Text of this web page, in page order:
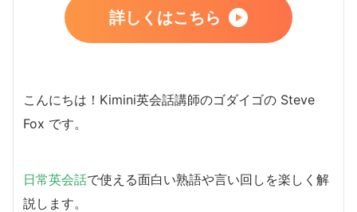
詳しくはこちら
こんにちは！Kimini英会話講師のゴダイゴの Steve
Fox です。
日常英会話で使える面白い熟語や言い回しを楽しく解
説します。